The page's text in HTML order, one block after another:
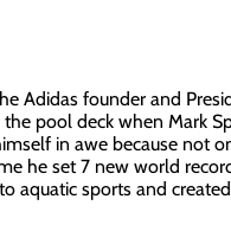
Adidas founder and
the pool deck when Mark
in awe because not
he set 7 new world
aquatic sports and